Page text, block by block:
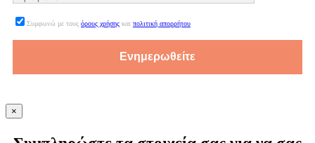
Συμφωνώ με τους όρους χρήσης και πολιτική απορρήτου
×